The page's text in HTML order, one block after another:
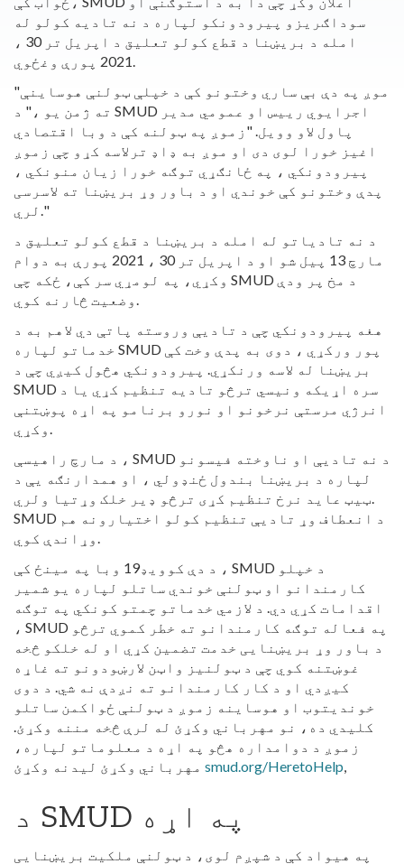
سوداګریزو پیرودونکو لپاره د نه تادیه کولو له
امله د بریښنا د قطع کولو تعلیق د اپریل تر 30 ،
2021 پورې وغځوي.
"موږ په دې بې ساري وختونو کې د خپلې ټولنې هوساینې
ته ژمن یو ،" د SMUD اجرایوي رییس او عمومي مدیر
پاول لاو وویل. "زموږ په ټولنه کې د وبا اقتصادي
اغیز خورا لوی دی او موږ به ډاډ ترلاسه کړو چې زموږ
پیرودونکي ، په ځانګړي توګه خورا زیان منونکي ،
پدې وختونو کې خوندي او د باور وړ بریښنا ته لاسرسی
لري."
د نه تادیاتو له امله د بریښنا د قطع کولو تعلیق د
مارچ 13 پیل شو او د اپریل تر 30 ، 2021 پورې به دوام
وکړي، په لومړي سر کې، ځکه چې SMUD د مخ پر ودې
وضعیت څارنه کوي.
هغه پیرودونکي چې د تادیې وروسته پاتې دي لاهم به د
خدماتو لپاره SMUD پور ورکړي ، دوی به پدې وخت کې
بریښنا له لاسه ورنکړي. پیرودونکي هڅول کیږي چې د
SMUD سره اړیکه ونیسي ترڅو تادیه تنظیم کړي یا د
انرژي مرستې نرخونو او نورو برنامو په اړه پوښتنې
وکړي.
د مارچ راهیسې ، SMUD د نه تادیې او ناوخته فیسونو
لپاره د بریښنا بندول ځنډولي ، او همدارنګه یې د
ټیټ عاید نرخ تنظیم کړی ترڅو ډیر خلک وړتیا ولري.
SMUD د انعطاف وړ تادیې تنظیم کولو اختیارونه هم
وړاندې کوي.
د دې کوویډ19 وبا په مینځ کې ، SMUD د خپلو
کارمندانو او ټولنې خوندي ساتلو لپاره یو شمیر
اقدامات کړي دي. د لازمي خدماتو چمتو کونکي په توګه
، SMUD په فعاله توګه کارمندانو ته خطر کموي ترڅو
د باور وړ بریښنایی خدمت تضمین کړي او له خلکو څخه
غوښتنه کوي چې د ټولنیز واټن لارښودونو ته غاړه
کیږدي او د کار کارمندانو ته نږدې نه شي. د دوی
خوندیتوب او هوساینه زموږ د ټولنې ځواکمن ساتلو
کلیدي ده، نو مهرباني وکړئ له لرې څخه مننه وکړئ.
زموږ د دوامداره هڅو په اړه د معلوماتو لپاره،
smud.org/HeretoHelp,
د SMUD په اړه
په هیواد کې د شپږم لوی، د ټولنې ملکیت بریښنایی